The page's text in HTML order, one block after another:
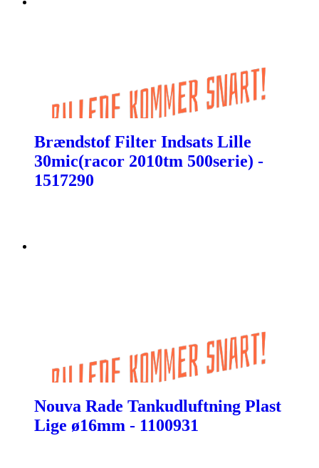
Brændstof Filter Indsats Lille
30mic(racor 2010tm 500serie) -
1517290
Nouva Rade Tankudluftning Plast
Lige ø16mm - 1100931